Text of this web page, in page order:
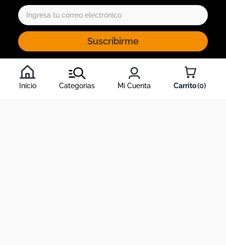
Inicio Categorias Mi Cuenta 0
Suscribirme
Al inscribirte al newsletter, aceptas nuestros
condiciones
, y nuestrapolítica de tratamiento de información.